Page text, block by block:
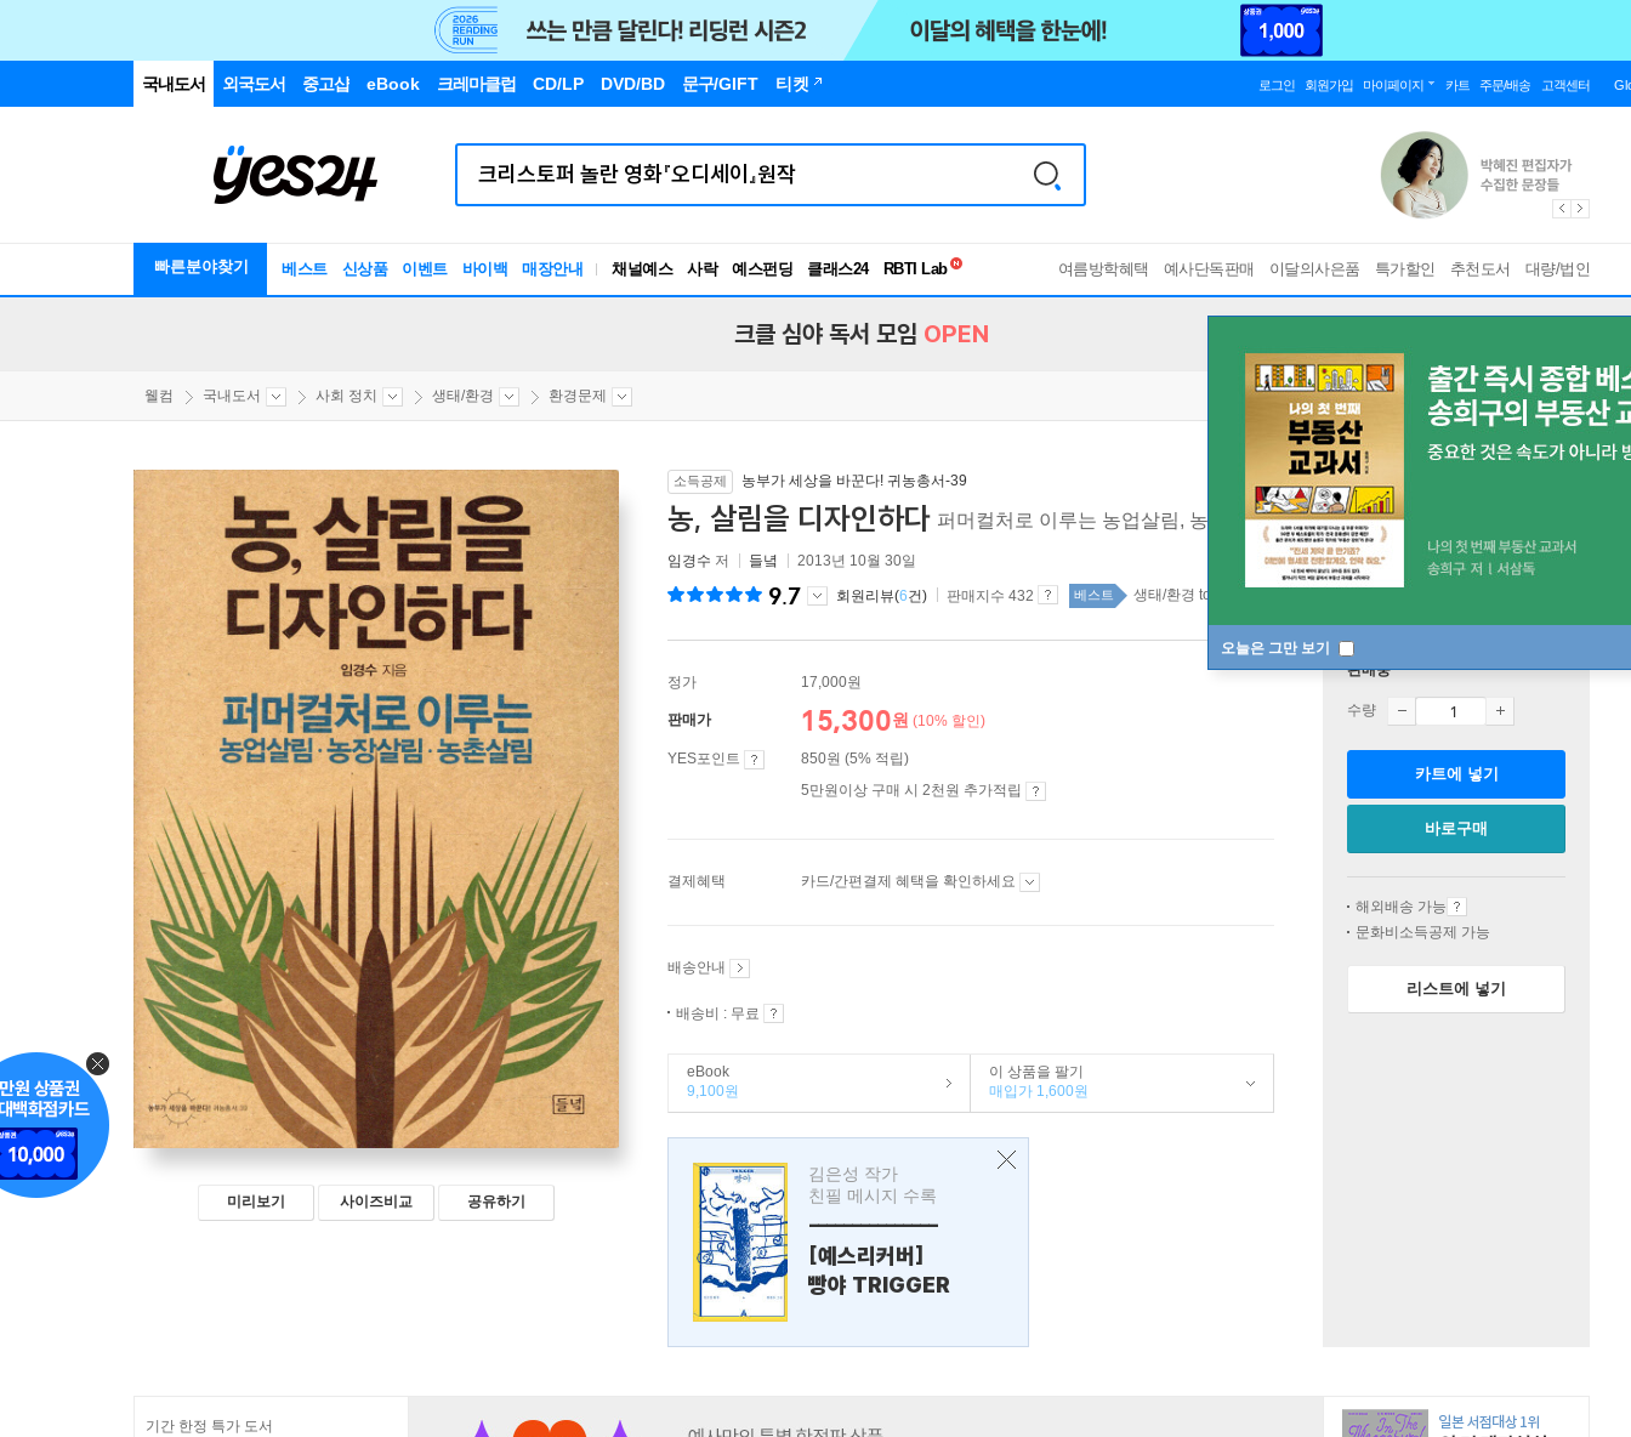
국내도서 외국도서 중고샵 eBook 크레마클럽 CD/LP DVD/BD 문구/GIFT 티켓 로그인 회원가입 마이페이지 카트 주문/배송 고객센터
빠른분야찾기 베스트 신상품 이벤트 바이백 매장안내 채널예스 사락 예스펀딩 클래스24
독서유형검사
여름방학혜택 예사단독판매 이달의사은품 특가할인 추천도서 대량/법인
오늘은 그만 보기
크클 심야 독서 모임 OPEN
웰컴 국내도서 사회 정치 생태/환경 환경문제
미리보기 사이즈비교 공유하기
소득공제 농부가 세상을 바꾼다! 귀농총서-39
농, 살림을 디자인하다 퍼머컬처로 이루는 농업살림, 농장살림, 농촌살림
임경수 저 들녘 2013년 10월 30일
9.7 회원리뷰(6건) 판매지수 432 베스트 생태/환경 top20 22주
정가 17,000원
판매가 15,300원 (10% 할인)
YES포인트
850원 (5% 적립)
5만원이상 구매 시 2천원 추가적립
결제혜택 카드/간편결제 혜택을 확인하세요
배송안내
배송비 : 무료
eBook
9,100원
이 상품을 팔기
매입가 1,600원
김은성 작가
친필 메시지 수록
---------------
[예스리커버]
빵야 TRIGGER
판매중
수량
카트에 넣기
바로구매
해외배송 가능
문화비소득공제 가능
리스트에 넣기
기간 한정 특가 도서